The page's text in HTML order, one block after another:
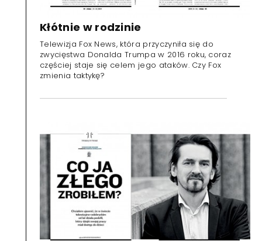
Kłótnie w rodzinie
Telewizja Fox News, która przyczyniła się do
zwycięstwa Donalda Trumpa w 2016 roku, coraz
częściej staje się celem jego ataków. Czy Fox
zmienia taktykę?